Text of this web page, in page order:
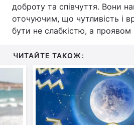
доброту та співчуття. Вони
оточуючим, що чутливість і
бути не слабкістю, а проявом
ЧИТАЙТЕ ТАКОЖ: